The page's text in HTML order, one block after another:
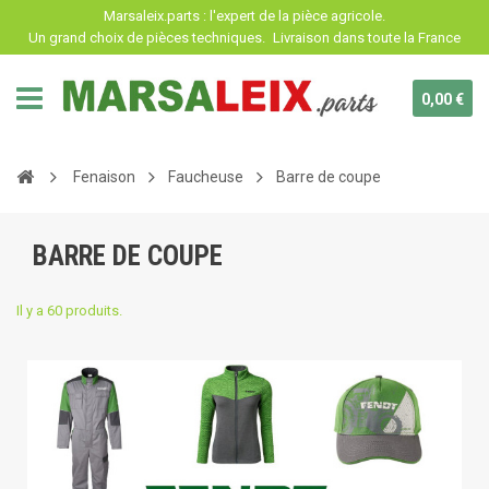
Marsaleix.parts : l'expert de la pièce agricole.
Un grand choix de pièces techniques. Livraison dans toute la France
0,00 €
Fenaison Faucheuse Barre de coupe
BARRE DE COUPE
Il y a 60 produits.
Panneau de gestion des cookies